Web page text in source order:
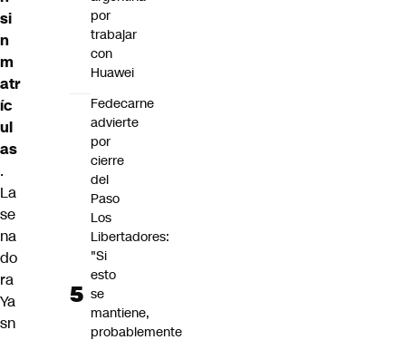
si
n
m
atr
íc
ul
as
.
La
se
na
do
ra
Ya
sn
por
trabajar
con
Huawei
Fedecarne
advierte
por
cierre
del
Paso
Los
Libertadores:
"Si
esto
se
mantiene,
probablemente